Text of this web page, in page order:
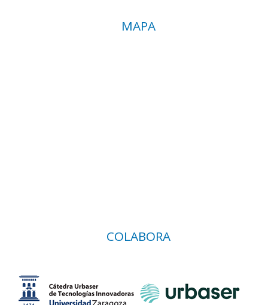
MAPA
COLABORA